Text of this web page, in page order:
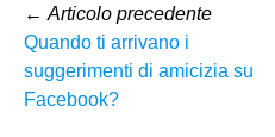
← Articolo precedente
Quando ti arrivano i
suggerimenti di amicizia su
Facebook?